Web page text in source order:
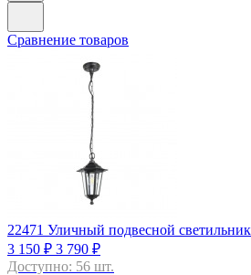
Сравнение товаров
22471 Уличный подвесной
3 150 ₽ 3 790 ₽
Доступно: 56 шт.